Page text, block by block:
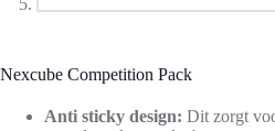
Nexcube Competition Pack
Anti sticky design: Dit zorgt